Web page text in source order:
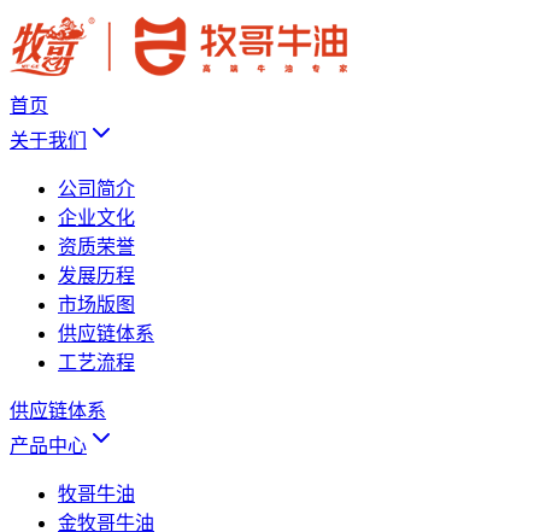
首页
关于我们
公司简介
企业文化
资质荣誉
发展历程
市场版图
供应链体系
工艺流程
供应链体系
产品中心
牧哥牛油
金牧哥牛油